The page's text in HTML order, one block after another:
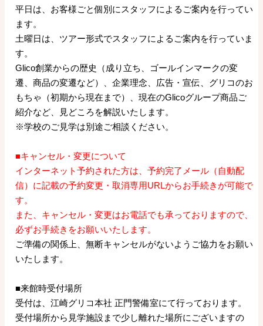
平日は、お客様ごと個別にスタッフによるご案内を行ってい
ます。
土曜日は、ツアー形式でスタッフによるご案内を行っていま
す。
Glico創業からの歴史（成り立ち、ゴールインマークの変
遷、商品の変遷など）、企業理念、広告・宣伝、グリコのお
もちゃ（初期から現在まで）、現在のGlicoグループ商品ご
紹介など、見どころを解説いたします。
※学校のご見学は別途ご相談ください。
■キャンセル・変更について
インターネット予約された方は、予約完了メール（自動配
信）に記載の予約変更・取消専用URLからお手続きが可能で
す。
また、キャンセル・変更はお電話でも承っておりますので、
必ずお手続きをお願いいたします。
ご準備の関係上、無断キャンセルがないようご協力をお願い
いたします。
■来館時受付場所
受付は、江崎グリコ本社 正門警備室にて行っております。
受付場所から見学施設まで少し離れた場所にございますの